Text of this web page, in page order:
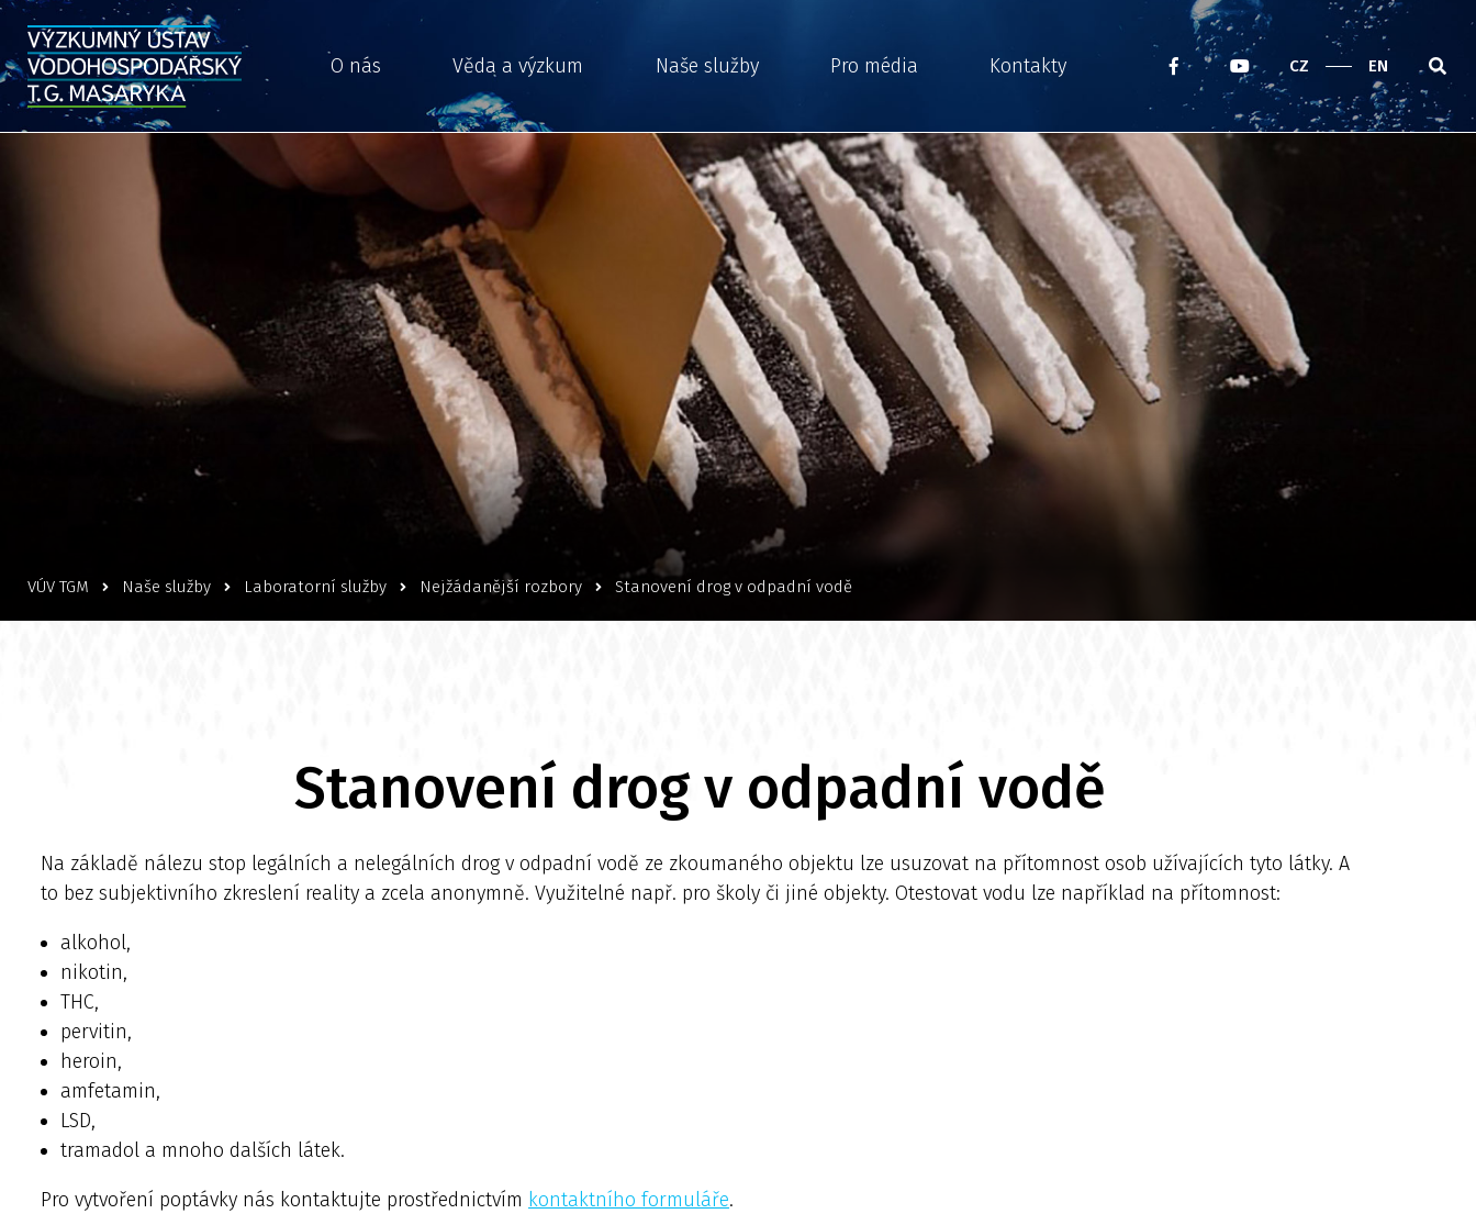
O nás Věda a výzkum Naše služby Pro média Kontakty CZ EN
VÚV TGM Naše služby Laboratorní služby Nejžádanější rozbory Stanovení drog v odpadní vodě
Stanovení drog v odpadní vodě
Na základě nálezu stop legálních a nelegálních drog v odpadní vodě ze zkoumaného objektu lze usuzovat na přítomnost osob užívajících tyto látky. A
to bez subjektivního zkreslení reality a zcela anonymně. Využitelné např. pro školy či jiné objekty. Otestovat vodu lze například na přítomnost:
alkohol,
nikotin,
THC,
pervitin,
heroin,
amfetamin,
LSD,
tramadol a mnoho dalších látek.
Pro vytvoření poptávky nás kontaktujte prostřednictvím kontaktního formuláře.